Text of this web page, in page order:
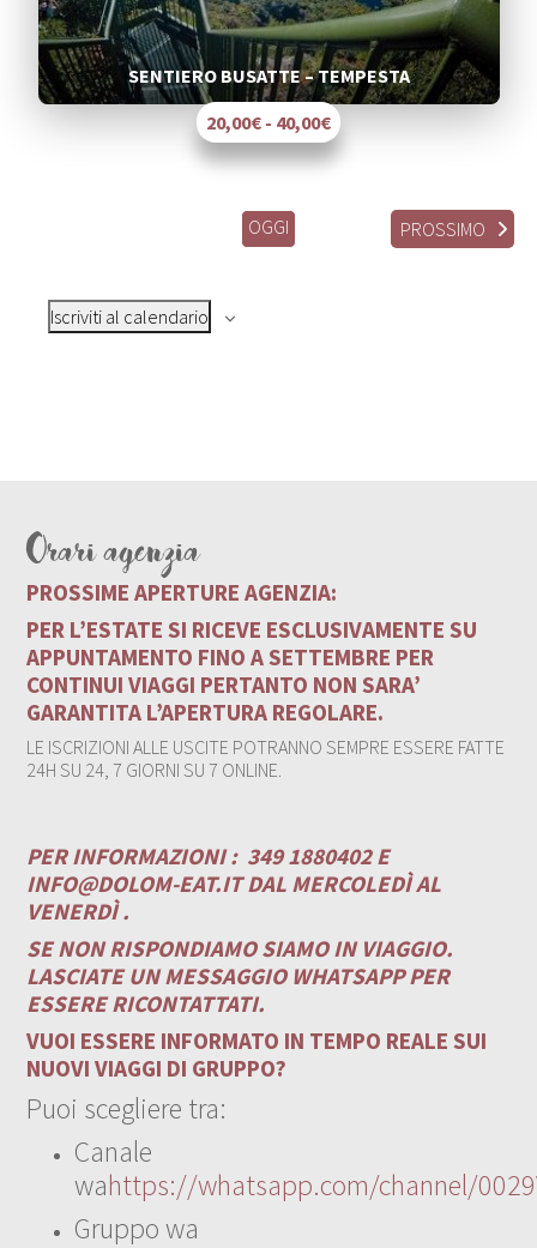
SENTIERO BUSATTE – TEMPESTA
20,00€ - 40,00€
OGGI PROSSIMOEVENTI
Iscriviti al calendario
Orari agenzia
PROSSIME APERTURE AGENZIA:
PER L’ESTATE SI RICEVE ESCLUSIVAMENTE SU
APPUNTAMENTO FINO A SETTEMBRE PER
CONTINUI VIAGGI PERTANTO NON SARA’
GARANTITA L’APERTURA REGOLARE.
LE ISCRIZIONI ALLE USCITE POTRANNO SEMPRE ESSERE FATTE
24H SU 24, 7 GIORNI SU 7 ONLINE.
PER INFORMAZIONI : 349 1880402 E
INFO@DOLOM-EAT.ITDAL MERCOLEDÌ AL
VENERDÌ .
SE NON RISPONDIAMO SIAMO IN VIAGGIO.
LASCIATE UN MESSAGGIO WHATSAPP PER
ESSERE RICONTATTATI.
VUOI ESSERE INFORMATO IN TEMPO REALE SUI
NUOVI VIAGGI DI GRUPPO?
Puoi scegliere tra:
Canale
wahttps://whatsapp.com/channel/
Gruppo wa